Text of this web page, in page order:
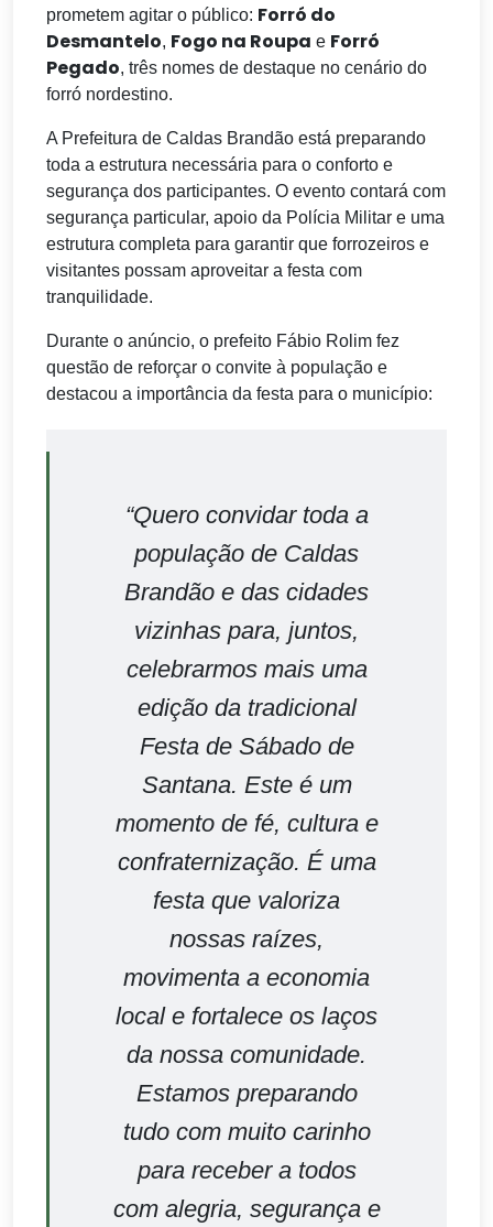
prometem agitar o público: Forró do
Desmantelo, Fogo na Roupa e Forró
Pegado, três nomes de destaque no cenário do
forró nordestino.
A Prefeitura de Caldas Brandão está preparando
toda a estrutura necessária para o conforto e
segurança dos participantes. O evento contará com
segurança particular, apoio da Polícia Militar e uma
estrutura completa para garantir que forrozeiros e
visitantes possam aproveitar a festa com
tranquilidade.
Durante o anúncio, o prefeito Fábio Rolim fez
questão de reforçar o convite à população e
destacou a importância da festa para o município:
“Quero convidar toda a
população de Caldas
Brandão e das cidades
vizinhas para, juntos,
celebrarmos mais uma
edição da tradicional
Festa de Sábado de
Santana. Este é um
momento de fé, cultura e
confraternização. É uma
festa que valoriza
nossas raízes,
movimenta a economia
local e fortalece os laços
da nossa comunidade.
Estamos preparando
tudo com muito carinho
para receber a todos
com alegria, segurança e